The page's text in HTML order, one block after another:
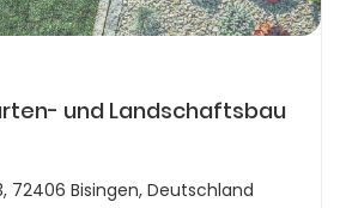
und Landschaftsbau
72406 Bisingen, Deutschland